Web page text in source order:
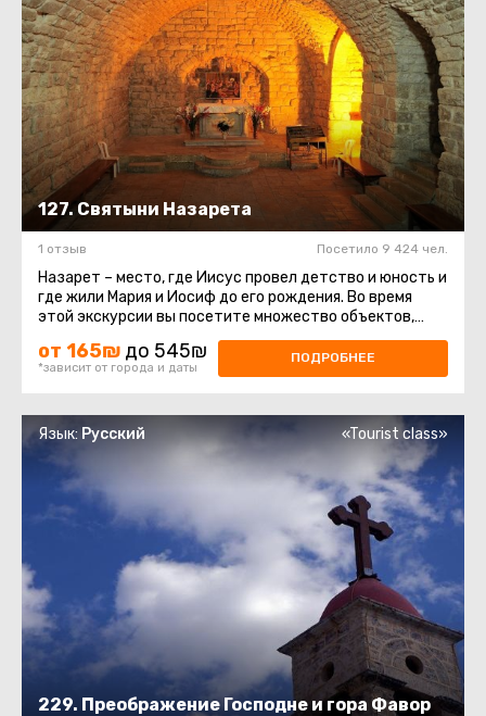
127. Святыни Назарета
1 отзыв Посетило 9 424 чел.
Назарет – место, где Иисус провел детство и юность и
где жили Мария и Иосиф до его рождения. Во время
этой экскурсии вы посетите множество объектов,
которые христианство ...
от 165₪ до 545₪
*зависит от города и даты
ПОДРОБНЕЕ
229. Преображение Господне и гора Фавор
Язык: Русский «Tourist class»